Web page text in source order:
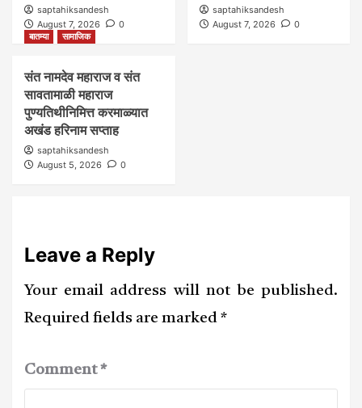
saptahiksandesh
August 7, 2026
0
saptahiksandesh
August 7, 2026
0
बातम्या
सामाजिक
संत नामदेव महाराज व संत
सावतामाळी महाराज
पुण्यतिथीनिमित्त करमाळ्यात
अखंड हरिनाम सप्ताह
saptahiksandesh
August 5, 2026
0
Leave a Reply
Your email address will not be published.
Required fields are marked *
Comment*